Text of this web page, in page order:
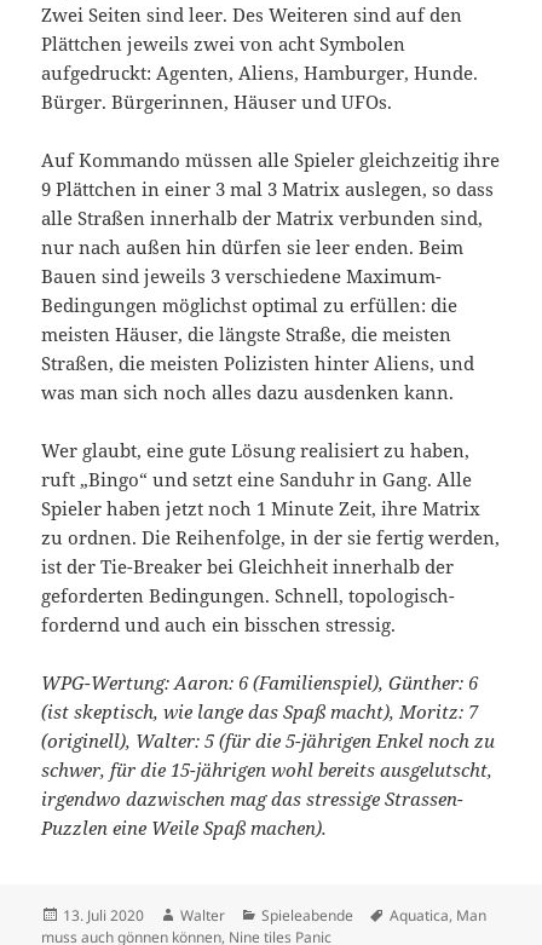
Zwei Seiten sind leer. Des Weiteren sind auf den
Plättchen jeweils zwei von acht Symbolen
aufgedruckt: Agenten, Aliens, Hamburger, Hunde.
Bürger. Bürgerinnen, Häuser und UFOs.
Auf Kommando müssen alle Spieler gleichzeitig ihre
9 Plättchen in einer 3 mal 3 Matrix auslegen, so dass
alle Straßen innerhalb der Matrix verbunden sind,
nur nach außen hin dürfen sie leer enden. Beim
Bauen sind jeweils 3 verschiedene Maximum-
Bedingungen möglichst optimal zu erfüllen: die
meisten Häuser, die längste Straße, die meisten
Straßen, die meisten Polizisten hinter Aliens, und
was man sich noch alles dazu ausdenken kann.
Wer glaubt, eine gute Lösung realisiert zu haben,
ruft „Bingo“ und setzt eine Sanduhr in Gang. Alle
Spieler haben jetzt noch 1 Minute Zeit, ihre Matrix
zu ordnen. Die Reihenfolge, in der sie fertig werden,
ist der Tie-Breaker bei Gleichheit innerhalb der
geforderten Bedingungen. Schnell, topologisch-
fordernd und auch ein bisschen stressig.
WPG-Wertung: Aaron: 6 (Familienspiel), Günther: 6
(ist skeptisch, wie lange das Spaß macht), Moritz: 7
(originell), Walter: 5 (für die 5-jährigen Enkel noch zu
schwer, für die 15-jährigen wohl bereits ausgelutscht,
irgendwo dazwischen mag das stressige Strassen-
Puzzlen eine Weile Spaß machen).
Veröffentlicht
am
13. Juli 2020 Autor
Walter Kategorien
Spieleabende Schlagwörter
Aquatica, Man
muss auch gönnen können, Nine tiles Panic